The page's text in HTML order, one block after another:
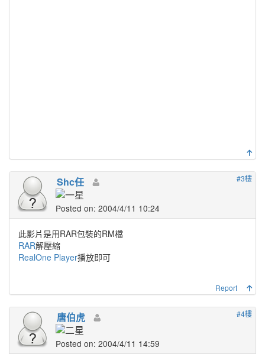
#3樓
Shc任
Posted on: 2004/4/11 10:24
此影片是用RAR包裝的RM檔
RAR解壓縮
RealOne Player播放即可
Report
#4樓
唐伯虎
Posted on: 2004/4/11 14:59